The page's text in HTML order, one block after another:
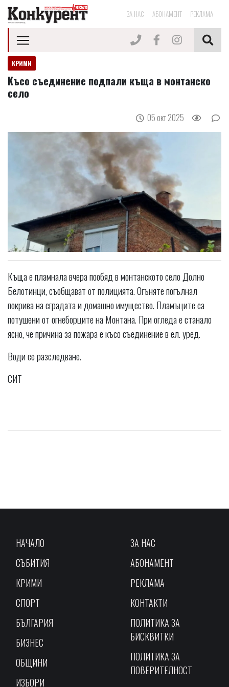
ЗА НАС АБОНАМЕНТ РЕКЛАМА
КРИМИ
Късо съединение подпали къща в монтанско
село
05 окт 2025
Къща е пламнала вчера пообяд в монтанското село Долно
Белотинци, съобщават от полицията. Огъняте погълнал
покрива на сградата и домашно имущество. Пламъците са
потушени от огнеборците на Монтана. При огледа е станало
ясно, че причина за пожара е късо съединение в ел. уред.
Води се разследване.
СИТ
НАЧАЛО
СЪБИТИЯ
КРИМИ
СПОРТ
БЪЛГАРИЯ
БИЗНЕС
ОБЩИНИ
ИЗБОРИ
ЗА НАС
АБОНАМЕНТ
РЕКЛАМА
КОНТАКТИ
ПОЛИТИКА ЗА
БИСКВИТКИ
ПОЛИТИКА ЗА
ПОВЕРИТЕЛНОСТ